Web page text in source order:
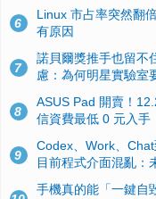
6
Linux 市占率突然翻
有原因
7
諾貝爾獎推手也留不
慮：為何明星實驗室
8
ASUS Pad 開賣！
信資費最低 0 元入手
9
Codex、Work、
目前程式介面混亂：
手機真的能「一鍵自